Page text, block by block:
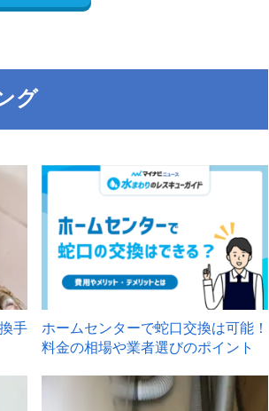
グ
手
ホームセンターで蛇口交換は可能！
料金の相場や業者選びのポイント